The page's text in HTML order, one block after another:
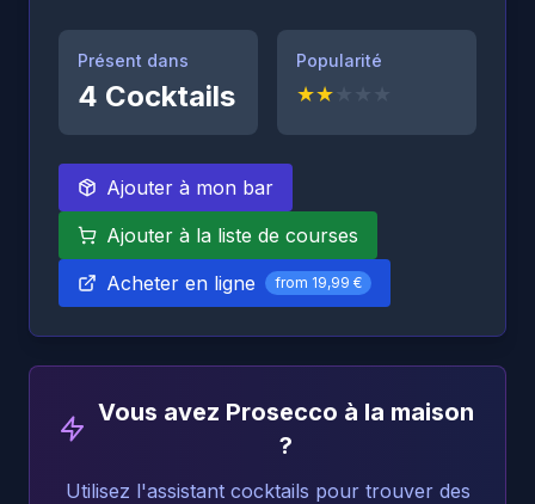
Présent dans
4 Cocktails
Popularité
★★
Ajouter à mon bar
Ajouter à la liste de courses
Acheter en ligne
from 19,99 €
Vous avez Prosecco à la maison
?
Utilisez l'assistant cocktails pour trouver des